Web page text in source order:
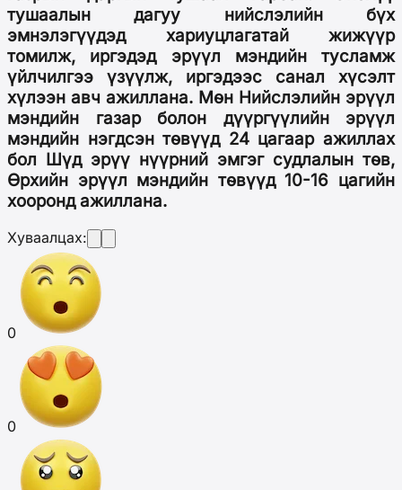
тушаалын дагуу нийслэлийн бүх
эмнэлэгүүдэд хариуцлагатай жижүүр
томилж, иргэдэд эрүүл мэндийн тусламж
үйлчилгээ үзүүлж, иргэдээс санал хүсэлт
хүлээн авч ажиллана. Мөн Нийслэлийн эрүүл
мэндийн газар болон дүүргүүлийн эрүүл
мэндийн нэгдсэн төвүүд 24 цагаар ажиллах
бол Шүд эрүү нүүрний эмгэг судлалын төв,
Өрхийн эрүүл мэндийн төвүүд 10-16 цагийн
хооронд ажиллана.
Хуваалцах:
0
0